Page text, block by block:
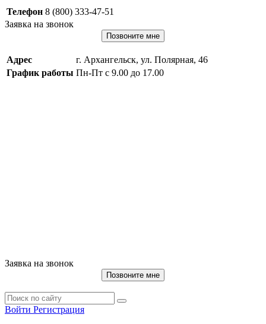
Телефон 8 (800) 333-47-51
Заявка на звонок
Позвоните мне
Адрес
г. Архангельск, ул. Полярная, 46
График работы Пн-Пт с 9.00 до 17.00
Заявка на звонок
Позвоните мне
Войти Регистрация